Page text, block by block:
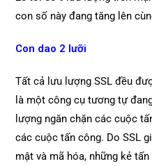
con số này đang tăng lên
Con dao 2 lưỡi
Tất cả lưu lượng SSL đều
là một công cụ tương tự
lượng ngăn chặn các cuộc
các cuộc tấn công. Do SSL
mật và mã hóa, những kẻ